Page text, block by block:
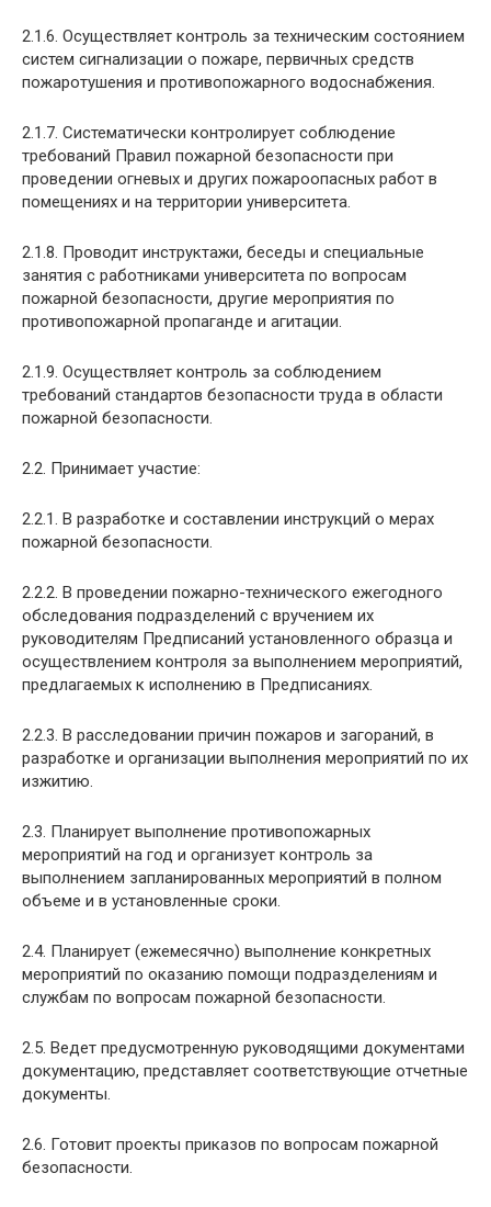
2.1.6. Осуществляет контроль за техническим состоянием
систем сигнализации о пожаре, первичных средств
пожаротушения и противопожарного водоснабжения.
2.1.7. Систематически контролирует соблюдение
требований Правил пожарной безопасности при
проведении огневых и других пожароопасных работ в
помещениях и на территории университета.
2.1.8. Проводит инструктажи, беседы и специальные
занятия с работниками университета по вопросам
пожарной безопасности, другие мероприятия по
противопожарной пропаганде и агитации.
2.1.9. Осуществляет контроль за соблюдением
требований стандартов безопасности труда в области
пожарной безопасности.
2.2. Принимает участие:
2.2.1. В разработке и составлении инструкций о мерах
пожарной безопасности.
2.2.2. В проведении пожарно-технического ежегодного
обследования подразделений с вручением их
руководителям Предписаний установленного образца и
осуществлением контроля за выполнением мероприятий,
предлагаемых к исполнению в Предписаниях.
2.2.3. В расследовании причин пожаров и загораний, в
разработке и организации выполнения мероприятий по их
изжитию.
2.3. Планирует выполнение противопожарных
мероприятий на год и организует контроль за
выполнением запланированных мероприятий в полном
объеме и в установленные сроки.
2.4. Планирует (ежемесячно) выполнение конкретных
мероприятий по оказанию помощи подразделениям и
службам по вопросам пожарной безопасности.
2.5. Ведет предусмотренную руководящими документами
документацию, представляет соответствующие отчетные
документы.
2.6. Готовит проекты приказов по вопросам пожарной
безопасности.